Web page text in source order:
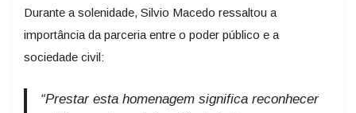
Durante a solenidade, Silvio Macedo ressaltou a
importância da parceria entre o poder público e a
sociedade civil:
“Prestar esta homenagem significa reconhecer